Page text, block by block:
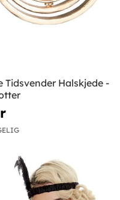
Tidsvender Halskjede -